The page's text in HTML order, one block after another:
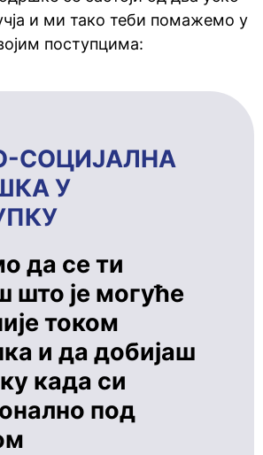
и ми тако теби помажемо у
поступцима:
СОЦИЈАЛНА
У
да се ти
што је могуће
током
и да добијаш
када си
под